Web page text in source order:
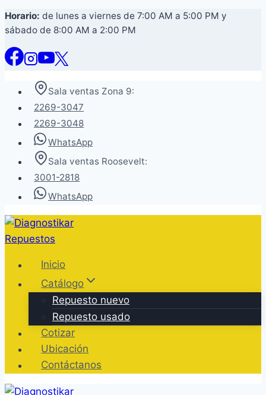
Saltar
al
contenido
Horario: de lunes a viernes de 7:00 AM a 5:00 PM y
sábado de 8:00 AM a 2:00 PM
Sala ventas Zona 9:
2269-3047
2269-3048
WhatsApp
Sala ventas Roosevelt:
3001-2818
WhatsApp
Inicio
Catálogo
Repuesto nuevo
Repuesto usado
Cotizar
Ubicación
Contáctanos